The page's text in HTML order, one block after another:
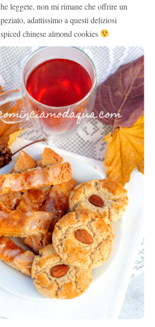
leggete, non mi rimane che offrire un
adattissimo a questi deliziosi
chinese almond cookies